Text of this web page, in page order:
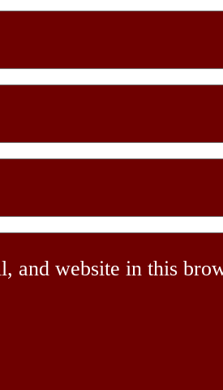
and website in this